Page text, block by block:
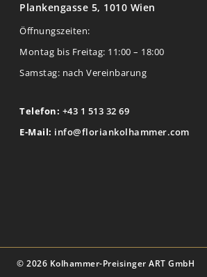
Plankengasse 5, 1010 Wien
Öffnungszeiten:
Montag bis Freitag: 11:00 – 18:00
Samstag: nach Vereinbarung
Telefon: +43 1 513 32 69
E-Mail: info@floriankolhammer.com
© 2026 Kolhammer-Preisinger ART GmbH